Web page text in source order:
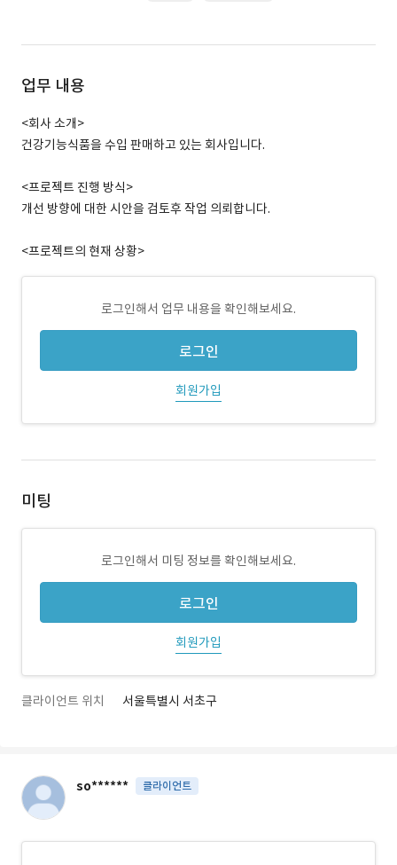
업무 내용
<회사 소개>
건강기능식품을 수입 판매하고 있는 회사입니다.
<프로젝트 진행 방식>
개선 방향에 대한 시안을 검토후 작업 의뢰합니다.
<프로젝트의 현재 상황>
로그인해서 업무 내용을 확인해보세요.
로그인
회원가입
미팅
로그인해서 미팅 정보를 확인해보세요.
로그인
회원가입
클라이언트 위치 서울특별시 서초구
so****** 클라이언트